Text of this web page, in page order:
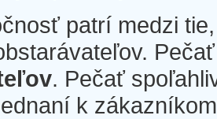
patrí medzi
. Pečať
k